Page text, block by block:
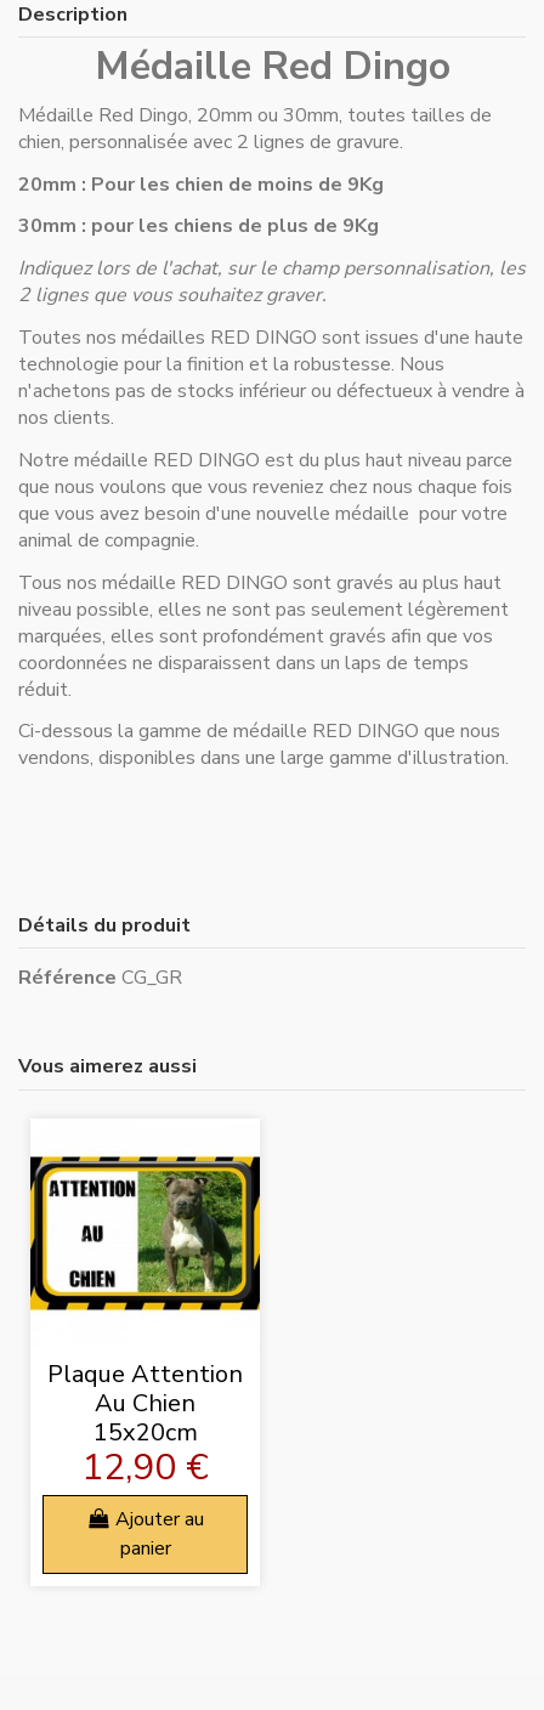
Description
Médaille Red Dingo
Médaille Red Dingo, 20mm ou 30mm, toutes tailles de
chien, personnalisée avec 2 lignes de gravure.
20mm : Pour les chien de moins de 9Kg
30mm : pour les chiens de plus de 9Kg
Indiquez lors de l'achat, sur le champ personnalisation, les
2 lignes que vous souhaitez graver.
Toutes nos médailles RED DINGO sont issues d'une haute
technologie pour la finition et la robustesse. Nous
n'achetons pas de stocks inférieur ou défectueux à vendre à
nos clients.
Notre médaille RED DINGO est du plus haut niveau parce
que nous voulons que vous reveniez chez nous chaque fois
que vous avez besoin d'une nouvelle médaille pour votre
animal de compagnie.
Tous nos médaille RED DINGO sont gravés au plus haut
niveau possible, elles ne sont pas seulement légèrement
marquées, elles sont profondément gravés afin que vos
coordonnées ne disparaissent dans un laps de temps
réduit.
Ci-dessous la gamme de médaille RED DINGO que nous
vendons, disponibles dans une large gamme d'illustration.
Détails du produit
Référence CG_GR
Vous aimerez aussi
Plaque Attention
Au Chien
15x20cm
12,90 €
Ajouter au
panier